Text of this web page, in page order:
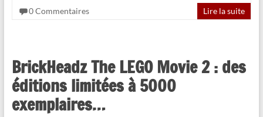
0 Commentaires
Lire la suite
BrickHeadz The LEGO Movie 2 : des
éditions limitées à 5000
exemplaires…